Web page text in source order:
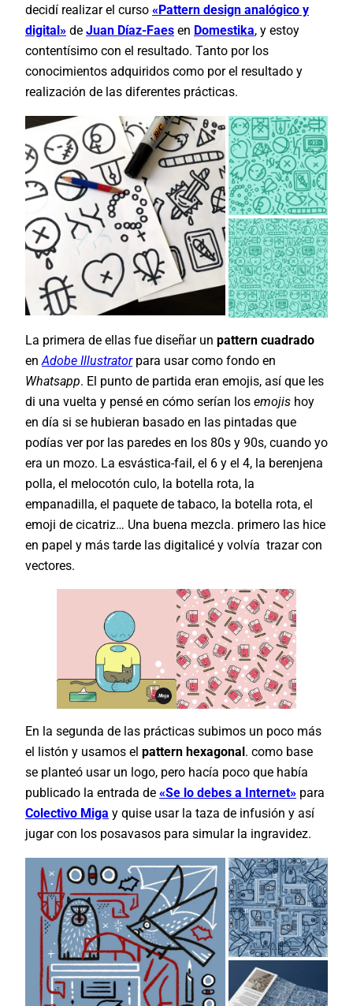
decidí realizar el curso «Pattern design analógico y
digital» de Juan Díaz-Faes en Domestika, y estoy
contentísimo con el resultado. Tanto por los
conocimientos adquiridos como por el resultado y
realización de las diferentes prácticas.
La primera de ellas fue diseñar un pattern cuadrado
enAdobe Illustratorpara usar como fondo en
Whatsapp. El punto de partida eran emojis, así que les
di una vuelta y pensé en cómo serían los emojis hoy
en día si se hubieran basado en las pintadas que
podías ver por las paredes en los 80s y 90s, cuando yo
era un mozo. La esvástica-fail, el 6 y el 4, la berenjena
polla, el melocotón culo, la botella rota, la
empanadilla, el paquete de tabaco, la botella rota, el
emoji de cicatriz… Una buena mezcla. primero las hice
en papel y más tarde las digitalicé y volvía trazar con
vectores.
En la segunda de las prácticas subimos un poco más
el listón y usamos el pattern hexagonal . como base
se planteó usar un logo, pero hacía poco que había
publicado la entrada de «Se lo debes a Internet» para
Colectivo Miga y quise usar la taza de infusión y así
jugar con los posavasos para simular la ingravidez.